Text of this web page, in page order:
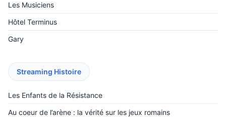
Les Musiciens
Hôtel Terminus
Gary
Streaming Histoire
Les Enfants de la Résistance
Au coeur de l’arène : la vérité sur les jeux romains